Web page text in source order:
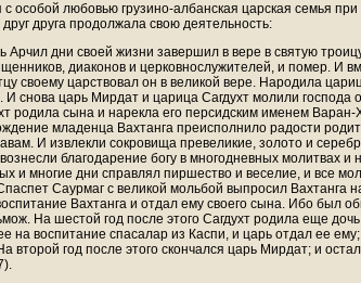
особой любовью грузино-албанская царская семья
друга продолжала свою деятельность:
Арчил дни своей жизни завершил в вере в святую
диаконов и церковнослужителей, и помер. И
своему царствовал он в великой вере. Народила
И снова царь Мирдат и царица Сагдухт молили господа
родила сына и нарекла его персидским именем Варан-
младенца Вахтанга преисполнило радости
И извлекли сокровища превеликие, золото и
благодарение богу в многодневных молитвах и
и многие дни справлял пиршество и веселие, и все
Саурмаг с великой мольбой выпросил Вахтанга
Вахтанга и отдал ему своего сына. Ибо был
На шестой год после этого Сагдухт родила еще
на воспитание спасалар из Каспи, и царь отдал ее ему;
второй год после этого скончался царь Мирдат; и